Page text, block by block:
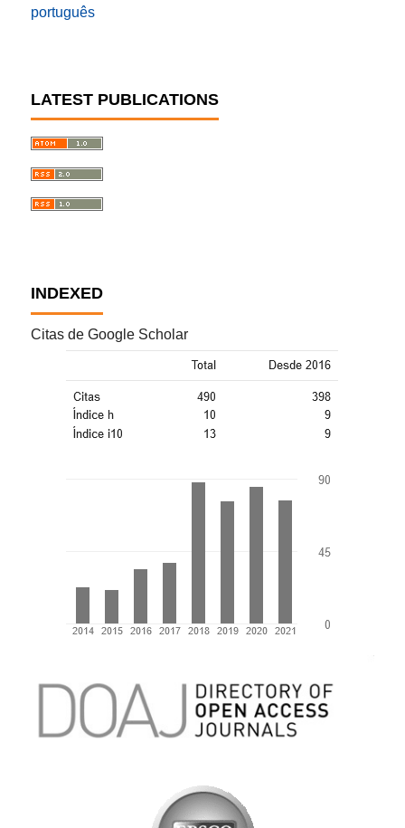
português
LATEST PUBLICATIONS
INDEXED
Citas de Google Scholar